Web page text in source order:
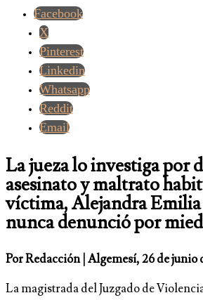
Facebook
X
Pinterest
Linkedin
Whatsapp
Reddit
Email
La jueza lo investiga por
asesinato y maltrato
víctima, Alejandra Emilia
nunca denunció por
Por Redacción | Algemesí, 26 de junio
La magistrada del Juzgado de